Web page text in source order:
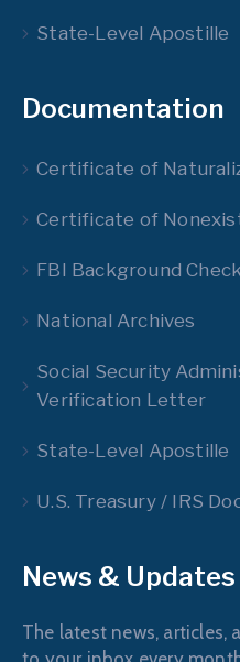
State-Level Apostille
Documentation
Certificate of
Certificate of
FBI Background
National Archives
Social Security
Verification Letter
State-Level Apostille
U.S. Treasury / IRS
News & Updates
The latest news, articles,